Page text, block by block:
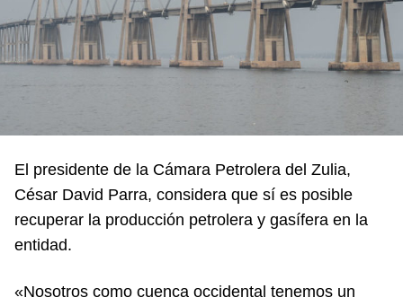
El presidente de la Cámara Petrolera del Zulia,
César David Parra, considera que sí es posible
recuperar la producción petrolera y gasífera en la
entidad.
«Nosotros como cuenca occidental tenemos un